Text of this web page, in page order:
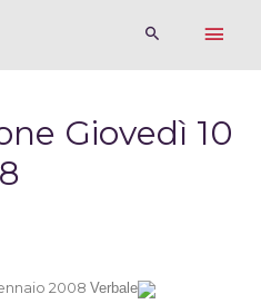
Giovedì 10
2008 Verbale